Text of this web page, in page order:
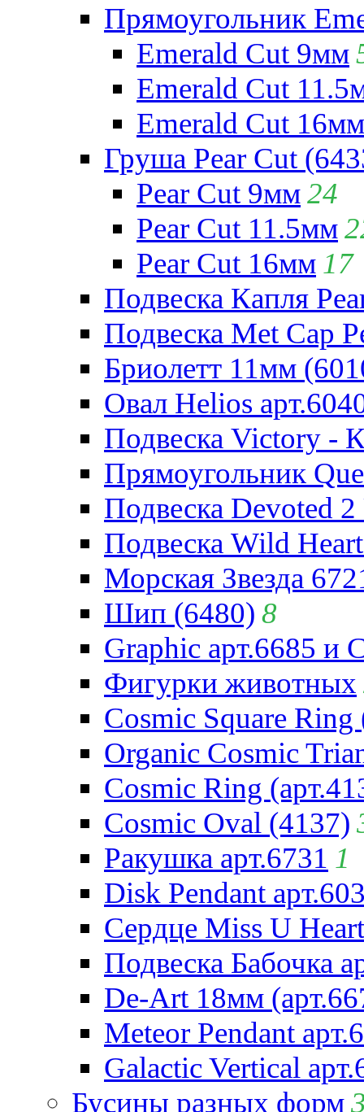
Прямоугольник
Emerald Cut 9мм
Emerald Cut
Emerald Cut 16мм
Груша Pear Cut
Pear Cut 9мм24
Pear Cut 11.5мм
Pear Cut 16мм 17
Подвеска Капля
Подвеска Met Cap
Бриолетт 11мм
Овал Helios
Подвеска Victory -
Прямоугольник
Подвеска Devoted
Подвеска Wild
Морская Звезда
Шип (6480) 8
Graphic арт.6685 и
Фигурки животных
Cosmic Square Ring
Organic Cosmic
Cosmic Ring
Cosmic Oval (4137)
Ракушка арт.6731 1
Disk Pendant
Сердце Miss U
Подвеска Бабочка
De-Art 18мм
Meteor Pendant
Galactic Vertical
Бусины разных форм